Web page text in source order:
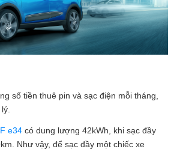
số tiền thuê pin và sạc điện mỗi tháng,
e34 có dung lượng 42kWh, khi sạc đầy
Như vậy, để sạc đầy một chiếc xe